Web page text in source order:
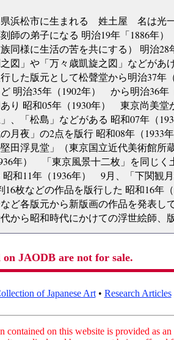
県浜松市に生まれる 姓土屋 名は
師の弟子になる 明治19年「1886年
同様に生活の苦を共にする） 明治
図」や「万々歳凱旋之図」などがあ
した版元として松聲堂から明治37年
明治35年（1902年） から明治36年
り 昭和05年（1930年） 東京尚美堂
、「松島」などがある 昭和07年（
の月夜」の2点を版行 昭和08年（
田浮見堂」（東京国立近代美術館所
年） 「東京風景十二枚」を同じく
和11年（1936年） 9月、「下関観
16枚などの作品を版行した 昭和16
ど各版元から新版画の作品を発表し
から昭和時代にかけての浮世絵師、
JAODB are not for sale.
of Japanese Art• Research Articles
contained on this website is provided as